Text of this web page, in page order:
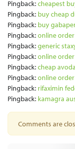
Pingback:cheapest
Pingback: buy cheap
Pingback: buy
Pingback:online
Pingback:generic
Pingback:online
Pingback:cheap
Pingback:online
Pingback: rifaximin
Pingback: kamagra
Comments are